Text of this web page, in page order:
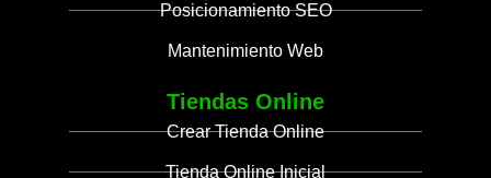
Posicionamiento SEO
Mantenimiento Web
Tiendas Online
Crear Tienda Online
Tienda Online Inicial